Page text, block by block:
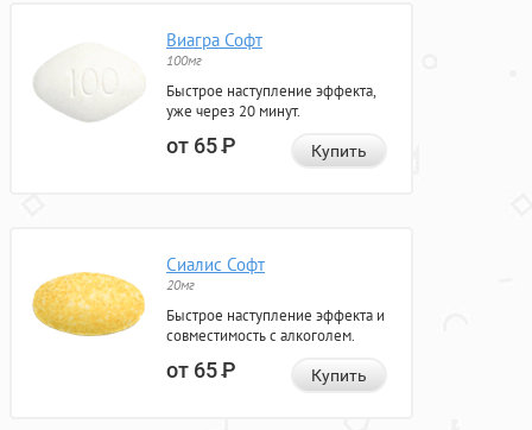
Виагра Софт
100мг
Быстрое наступление эффекта,
уже через 20 минут.
от 65Р Купить
Сиалис Софт
20мг
Быстрое наступление эффекта и
совместимость с алкоголем.
от 65Р Купить